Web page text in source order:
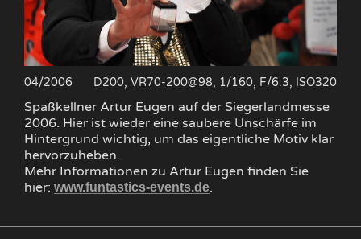
04/2006 D200, VR70-200@98, 1/160, F/6.3, ISO320
Spaßkellner Artur Eugen auf der Siegerlandmesse
2006. Hier ist wieder eine saubere Unschärfe im
Hintergrund wichtig, um das eigentliche Motiv klar
hervorzuheben.
Mehr Informationen zu Artur Eugen finden Sie
hier: www.funtastics-events.de.